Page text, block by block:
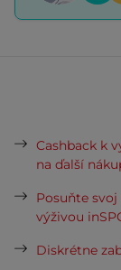
Cashback k
na ďalší
Posuňte
výživou
Diskrétne